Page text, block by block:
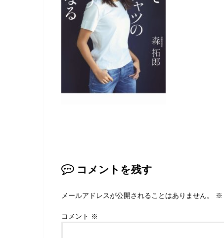
コメントを残す
メールアドレスが公開されることはありません。 ※
コメント ※